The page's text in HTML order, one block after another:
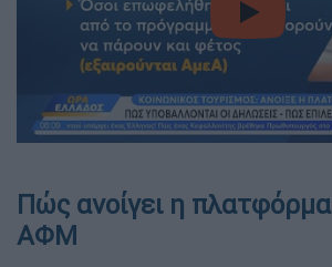
video
Πώς ανοίγει η
ΑΦΜ